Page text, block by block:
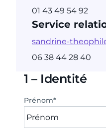
01 43 49 54 92
Service
sandrine-
06 38 44 28 40
1 – Identité
Prénom*